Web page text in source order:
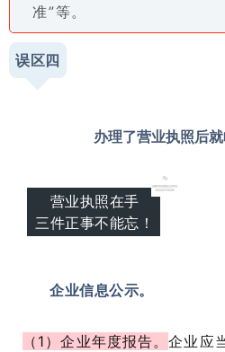
准”等。
误区四
办理了营业执照后
营业执照在手
三件正事不能忘！
企业信息公示。
（1）企业年度报告。企业应